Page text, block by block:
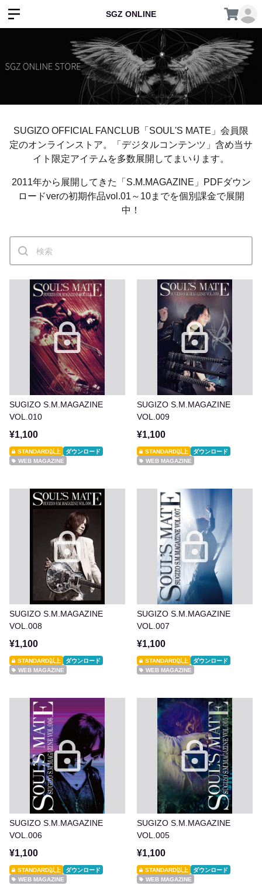
SGZ ONLINE
SUGIZO OFFICIAL FANCLUB「SOUL'S MATE」会員限
定のオンラインストア。「デジタルコンテンツ」含め当サ
イト限定アイテムを多数展開してまいります。
2011年から展開してきた「S.M.MAGAZINE」PDFダウン
ロードverの初期作品vol.01～10までを個別課金で展開
中！
SUGIZO S.M.MAGAZINE
VOL.010
¥1,100
STANDARD以上
ダウンロード
WEB MAGAZINE
SUGIZO S.M.MAGAZINE
VOL.009
¥1,100
STANDARD以上
ダウンロード
WEB MAGAZINE
SUGIZO S.M.MAGAZINE
VOL.008
¥1,100
STANDARD以上
ダウンロード
WEB MAGAZINE
SUGIZO S.M.MAGAZINE
VOL.007
¥1,100
STANDARD以上
ダウンロード
WEB MAGAZINE
SUGIZO S.M.MAGAZINE
VOL.006
¥1,100
STANDARD以上
ダウンロード
WEB MAGAZINE
SUGIZO S.M.MAGAZINE
VOL.005
¥1,100
STANDARD以上
ダウンロード
WEB MAGAZINE